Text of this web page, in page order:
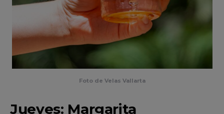
Foto de Velas Vallarta
Jueves: Margarita